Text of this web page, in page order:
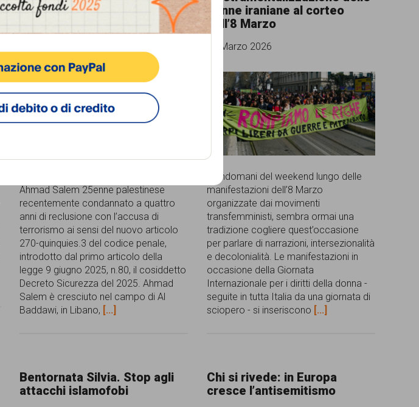
condannato a 4 anni per dei
Ahmad Salem 25enne palestinese
recentemente condannato a quattro
anni di reclusione con l’accusa di
terrorismo ai sensi del nuovo articolo
270-quinquies.3 del codice penale,
introdotto dal primo articolo della
legge 9 giugno 2025, n.80, il cosiddetto
Decreto Sicurezza del 2025. Ahmad
Salem è cresciuto nel campo di Al
Baddawi, in Libano, [...]
donne iraniane al corteo
dell’8 Marzo
12 Marzo 2026
All’indomani del weekend lungo delle
manifestazioni dell’8 Marzo
organizzate dai movimenti
transfemministi, sembra ormai una
tradizione cogliere quest’occasione
per parlare di narrazioni, intersezionalità
e decolonialità. Le manifestazioni in
occasione della Giornata
Internazionale per i diritti della donna -
seguite in tutta Italia da una giornata di
sciopero - si inseriscono [...]
Bentornata Silvia. Stop agli
attacchi islamofobi
Chi si rivede: in Europa
cresce l’antisemitismo